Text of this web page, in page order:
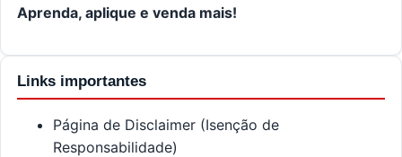
Aprenda, aplique e venda mais!
Links importantes
Página de Disclaimer (Isenção de
Responsabilidade)